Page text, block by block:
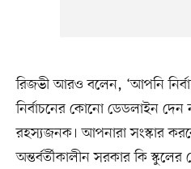
রিজভী আরও বলেন, ‘আপনি
নির্বাচনের কোনো ডেডলাইন দেন
রহস্যজনক। আপনারা সংস্কার
অন্তর্বর্তীকালীন সরকার কি